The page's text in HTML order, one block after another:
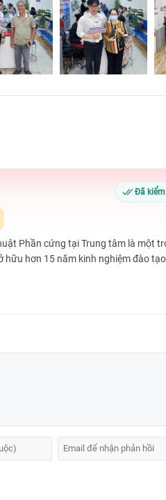
Đã
Phần cứng tại Trung tâm là một
hữu hơn 15 năm kinh nghiệm đào